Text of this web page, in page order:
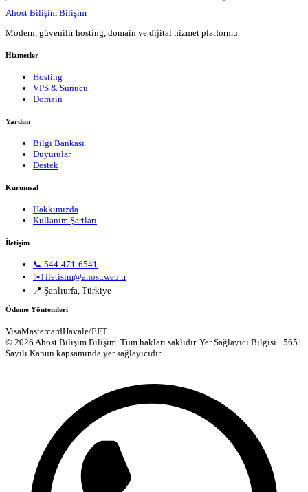
Ahost Bilişim Bilişim
Modern, güvenilir hosting, domain ve dijital hizmet platformu.
Hizmetler
Hosting
VPS & Sunucu
Domain
Yardım
Bilgi Bankası
Duyurular
Destek
Kurumsal
Hakkımızda
Kullanım Şartları
İletişim
📞 544-471-6541
✉️ iletisim@ahost.web.tr
📍 Şanlıurfa, Türkiye
Ödeme Yöntemleri
VisaMastercardHavale/EFT
© 2026 Ahost Bilişim Bilişim. Tüm hakları saklıdır. Yer Sağlayıcı Bilgisi · 5651
Sayılı Kanun kapsamında yer sağlayıcıdır.